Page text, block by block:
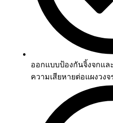
ออกแบบป้องกันจิ้งจกแล
ความเสียหายต่อแผงวงจ